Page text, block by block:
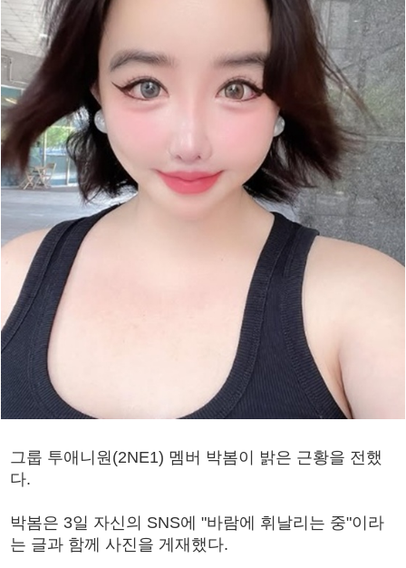
그룹 투애니원(2NE1) 멤버 박봄이 밝은 근황을 전했
다.
박봄은 3일 자신의 SNS에 "바람에 휘날리는 중"이라
는 글과 함께 사진을 게재했다.